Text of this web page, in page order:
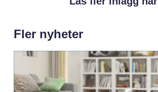
Fler nyheter